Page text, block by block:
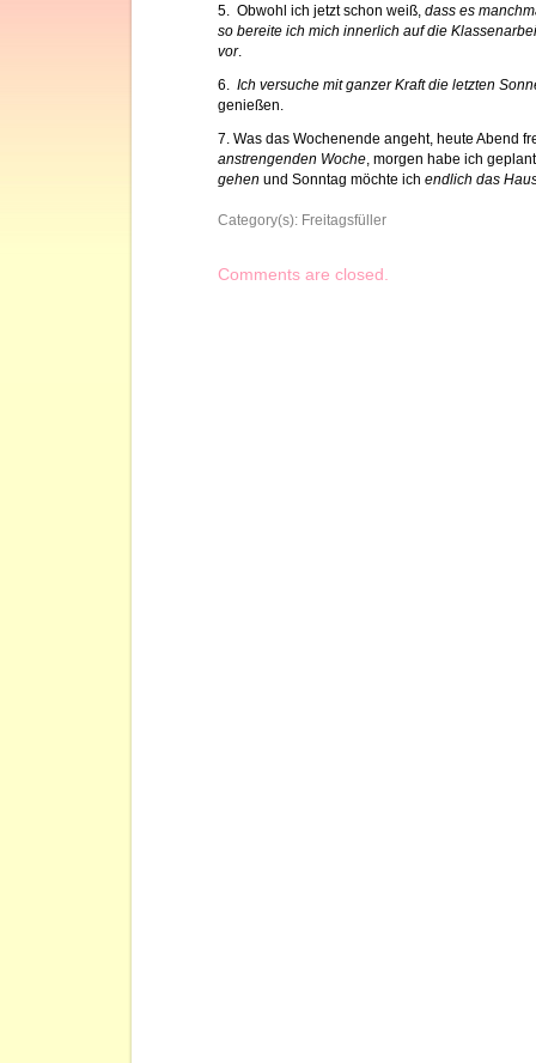
5. Obwohl ich jetzt schon weiß, dass es
so bereite ich mich innerlich auf die
vor.
6. Ich versuche mit ganzer Kraft die letzten
genießen.
7. Was das Wochenende angeht, heute Abend
anstrengenden Woche , morgen habe ich
gehen und Sonntag möchte ich endlich das
Category(s): Freitagsfüller
Comments are closed.